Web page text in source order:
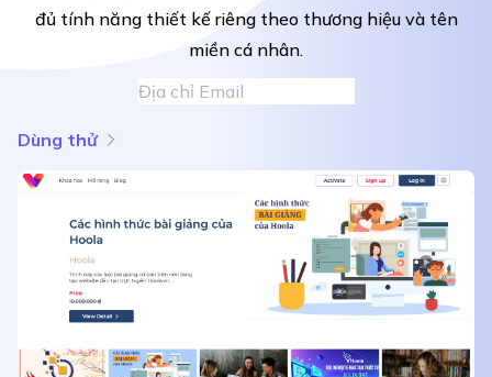
đủ tính năng thiết kế riêng theo thương hiệu và tên
miền cá nhân.
Dùng thử